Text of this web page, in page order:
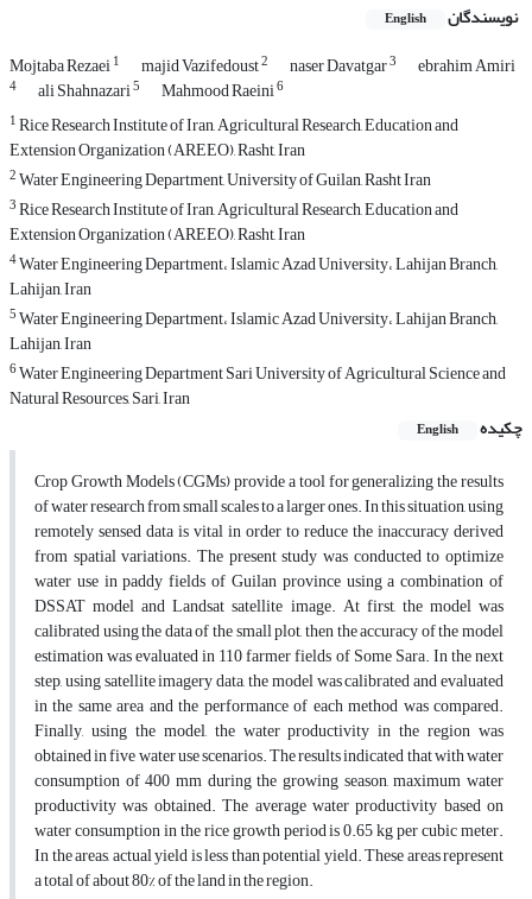
نویسندگان English
Mojtaba Rezaei1 majid Vazifedoust2 naser Davatgar3 ebrahim Amiri
4 ali Shahnazari5 Mahmood Raeini6
1Rice Research Institute of Iran, Agricultural Research, Education and
Extension Organization (AREEO), Rasht, Iran
2Water Engineering Department, University of Guilan, Rasht Iran
3Rice Research Institute of Iran, Agricultural Research, Education and
Extension Organization (AREEO), Rasht, Iran
4Water Engineering Department، Islamic Azad University، Lahijan Branch,
Lahijan, Iran
5Water Engineering Department، Islamic Azad University، Lahijan Branch,
Lahijan, Iran
6Water Engineering Department Sari University of Agricultural Science and
Natural Resources, Sari, Iran
چکیده
English
Crop Growth Models (CGMs) provide a tool for generalizing the results
of water research from small scales to a larger ones. In this situation, using
remotely sensed data is vital in order to reduce the inaccuracy derived
from spatial variations. The present study was conducted to optimize
water use in paddy fields of Guilan province using a combination of
DSSAT model and Landsat satellite image. At first, the model was
calibrated using the data of the small plot, then the accuracy of the model
estimation was evaluated in 110 farmer fields of Some Sara. In the next
step, using satellite imagery data, the model was calibrated and evaluated
in the same area and the performance of each method was compared.
Finally, using the model, the water productivity in the region was
obtained in five water use scenarios. The results indicated that with water
consumption of 400 mm during the growing season, maximum water
productivity was obtained. The average water productivity based on
water consumption in the rice growth period is 0.65 kg per cubic meter.
In the areas, actual yield is less than potential yield. These areas represent
a total of about 80% of the land in the region.